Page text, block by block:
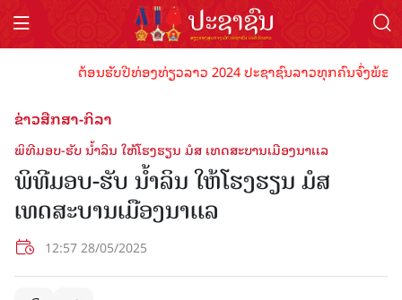
ຕ້ອນຮັບປີທ່ອງທ່ຽວລາວ 2024 ປະຊາຊົນລາວທຸກຄົນຈົ່ງພ້ອມ
ຂ່າວສືກສາ-ກິລາ
ພິທີມອບ-ຮັບ ນໍ້າລິນ ໃຫ້ໂຮງຮຽນ ມໍສ ເທດສະບານເມືອງນາເເລ
ພິທີມອບ-ຮັບ ນໍ້າລິນ ໃຫ້ໂຮງຮຽນ ມໍສ
ເທດສະບານເມືອງນາເເລ
12:57 28/05/2025